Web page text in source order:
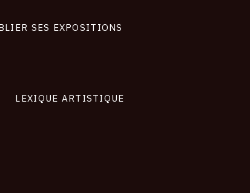
SES EXPOSITIONS
LEXIQUE ARTISTIQUE